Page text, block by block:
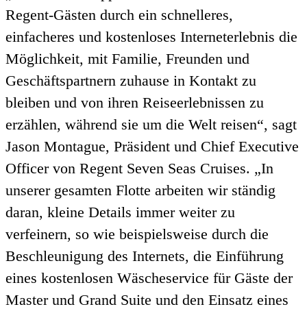
Regent-Gästen durch ein schnelleres,
einfacheres und kostenloses Interneterlebnis die
Möglichkeit, mit Familie, Freunden und
Geschäftspartnern zuhause in Kontakt zu
bleiben und von ihren Reiseerlebnissen zu
erzählen, während sie um die Welt reisen“, sagt
Jason Montague, Präsident und Chief Executive
Officer von Regent Seven Seas Cruises. „In
unserer gesamten Flotte arbeiten wir ständig
daran, kleine Details immer weiter zu
verfeinern, so wie beispielsweise durch die
Beschleunigung des Internets, die Einführung
eines kostenlosen Wäscheservice für Gäste der
Master und Grand Suite und den Einsatz eines